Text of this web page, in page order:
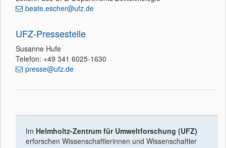
beate.escher@ufz.de
UFZ-Pressestelle
Susanne Hufe
Telefon: +49 341 6025-1630
presse@ufz.de
Im Helmholtz-Zentrum für Umweltforschung (UFZ)
erforschen Wissenschaftlerinnen und Wissenschaftler